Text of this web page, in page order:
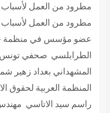
مطرود من العمل لأسباب
مطرود من العمل لأسباب
عضو مؤسس في منظمة
الطرابلسي صحفي تونس
المشهداني بغداد
المنظمة العربية لحقوق
راسم سيد الاتاسي